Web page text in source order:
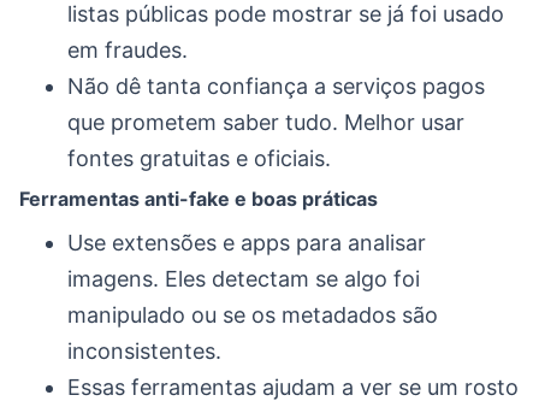
listas públicas pode mostrar se já foi usado
em fraudes.
Não dê tanta confiança a serviços pagos
que prometem saber tudo. Melhor usar
fontes gratuitas e oficiais.
Ferramentas anti-fake e boas práticas
Use extensões e apps para analisar
imagens. Eles detectam se algo foi
manipulado ou se os metadados são
inconsistentes.
Essas ferramentas ajudam a ver se um rosto